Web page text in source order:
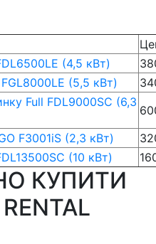
(4,5 кВт)
(5,5 кВт)
Full FDL9000SC (6,3
F3001iS (2,3 кВт)
(10 кВт)
КУПИТИ